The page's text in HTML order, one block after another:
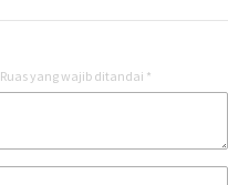
Ruas yang wajib ditandai *